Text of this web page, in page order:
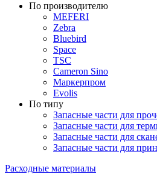
По производителю
MEFERI
Zebra
Bluebird
Space
TSC
Cameron Sino
Маркерпром
Evolis
По типу
Запасные части для
Запасные части для
Запасные части для
Запасные части для
Расходные материалы